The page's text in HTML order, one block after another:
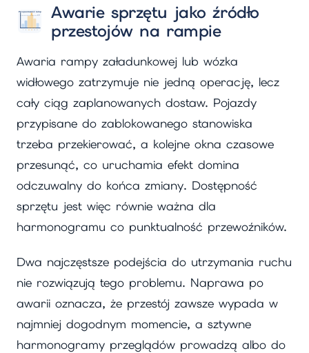
Awarie sprzętu jako źródło
przestojów na rampie
Awaria rampy załadunkowej lub wózka
widłowego zatrzymuje nie jedną operację, lecz
cały ciąg zaplanowanych dostaw. Pojazdy
przypisane do zablokowanego stanowiska
trzeba przekierować, a kolejne okna czasowe
przesunąć, co uruchamia efekt domina
odczuwalny do końca zmiany. Dostępność
sprzętu jest więc równie ważna dla
harmonogramu co punktualność przewoźników.
Dwa najczęstsze podejścia do utrzymania ruchu
nie rozwiązują tego problemu. Naprawa po
awarii oznacza, że przestój zawsze wypada w
najmniej dogodnym momencie, a sztywne
harmonogramy przeglądów prowadzą albo do